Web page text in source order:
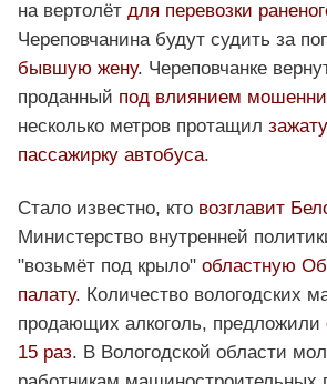
на вертолёт для перевозки
Череповчанина будут судить за
бывшую жену. Череповчанке
проданный под влиянием
несколько метров протащил
пассажирку автобуса.
Стало известно, кто возглавит
Министерство внутренней
"возьмёт под крыло" областную
палату. Количество вологодских
продающих алкоголь, предложили
15 раз. В Вологодской области